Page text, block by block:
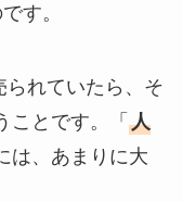
す。
られていたら、そ
ことです。「 人
は、あまりに大